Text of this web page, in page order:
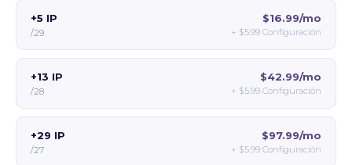
+5 IP
/29
$16.99/mo
+ $5.99 Configuración
+13 IP
/28
$42.99/mo
+ $5.99 Configuración
+29 IP
/27
$97.99/mo
+ $5.99 Configuración